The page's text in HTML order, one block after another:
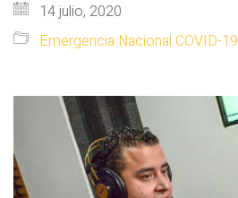
14 julio, 2020
Emergencia Nacional COVID-19